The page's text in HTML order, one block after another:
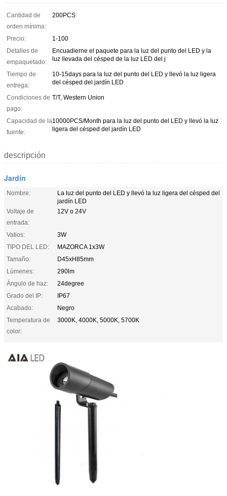
Cantidad de
orden mínima:
200PCS
Precio:
1-100
Detalles de
empaquetado:
Encuadierne el paquete para la luz del punto del LED y la
luz llevada del césped de la luz LED del j
Tiempo de
entrega:
10-15days para la luz del punto del LED y llevó la luz ligera
del césped del jardín LED
Condiciones de
pago:
T/T, Western Union
Capacidad de la
fuente:
10000PCS/Month para la luz del punto del LED y llevó la luz
ligera del césped del jardín LED
descripción
Jardín
Nombre:
La luz del punto del LED y llevó la luz ligera del césped del
jardín LED
Voltaje de
entrada:
12V o 24V
Vatios:
3W
TIPO DEL LED:
MAZORCA 1x3W
Tamaño:
D45xH85mm
Lúmenes:
290lm
Ángulo de haz:
24degree
Grado del IP:
IP67
Acabado:
Negro
Temperatura de
color:
3000K, 4000K, 5000K, 5700K